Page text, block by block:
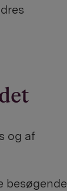
og af
besøgende